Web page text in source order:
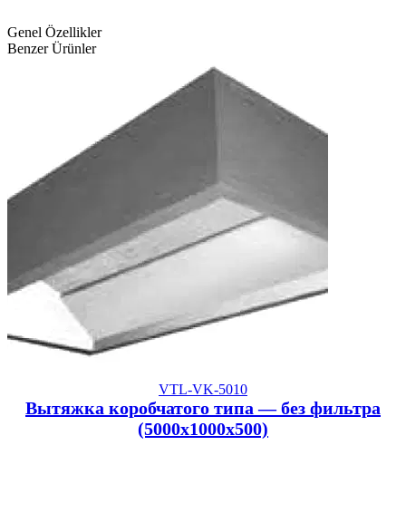
Genel Özellikler
Benzer Ürünler
VTL-VK-5010
Вытяжка коробчатого типа — без фильтра
(5000x1000x500)